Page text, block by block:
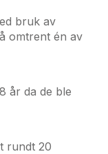
bruk av
omtrent én av
år da de ble
rundt 20